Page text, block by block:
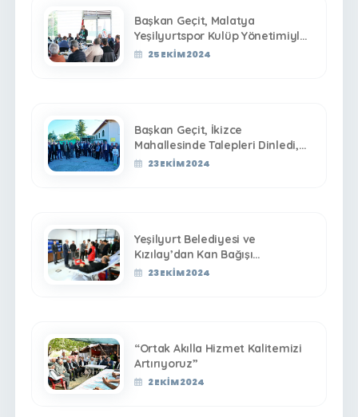
Başkan Geçit, Malatya
Yeşilyurtspor Kulüp Yönetimiyle
Birlikte Basın Mensuplarıyla
25 EKIM 2024
Başkan Geçit, İkizce
Mahallesinde Talepleri Dinledi,
Çözüm Yollarını Ele Aldı
23 EKIM 2024
Yeşilyurt Belediyesi ve
Kızılay’dan Kan Bağışı
Kampanyası
23 EKIM 2024
“Ortak Akılla Hizmet Kalitemizi
Artırıyoruz”
2 EKIM 2024